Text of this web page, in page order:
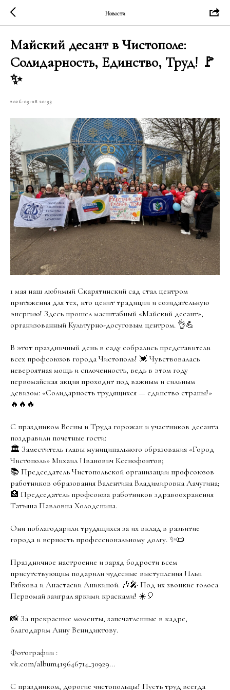
Новости
Майский десант в Чистополе:
Солидарность, Единство, Труд! 🚩
✨
2026-05-08 20:53
1 мая наш любимый Скарятинский сад стал центром
притяжения для тех, кто ценит традиции и созидательную
энергию! Здесь прошел масштабный «Майский десант»,
организованный Культурно-досуговым центром. 👌💪
В этот праздничный день в саду собрались представители
всех профсоюзов города Чистополь! 💓 Чувствовалась
невероятная мощь и сплоченность, ведь в этом году
первомайская акция проходит под важным и сильным
девизом: «Солидарность трудящихся — единство страны!»
🔥🔥🔥
С праздником Весны и Труда горожан и участников десанта
поздравили почетные гости:
🏛️ Заместитель главы муниципального образования «Город
Чистополь» Михаил Иванович Ксенофонтов;
📚 Председатель Чистопольской организации профсоюзов
работников образования Валентина Владимировна Лачугина;
🏥 Председатель профсоюза работников здравоохранения
Татьяна Павловна Холоденина.
Они поблагодарили трудящихся за их вклад в развитие
города и верность профессиональному долгу. ✨📜
Праздничное настроение и заряд бодрости всем
присутствующим подарили чудесные выступления Ильи
Рябкова и Анастасии Аникиной. 🎶🎤 Под их звонкие голоса
Первомай заиграл яркими красками! ☀️🎈
📸 За прекрасные моменты, запечатленные в кадре,
благодарим Анну Венидиктову.
Фотографии :
vk.com/album419646714_30929...
С праздником, дорогие чистопольцы! Пусть труд всегда